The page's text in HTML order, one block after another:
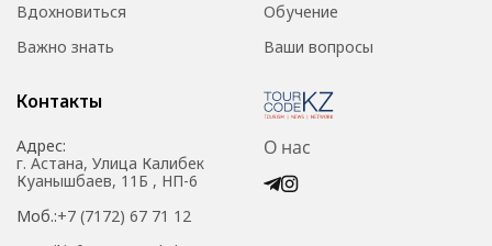
Вдохновиться
Важно знать
Обучение
Ваши вопросы
Контакты
Адрес:
г. Астана, Улица Калибек
Куанышбаев, 11Б , НП-6
Моб.:+7 (7172) 67 71 12
О нас